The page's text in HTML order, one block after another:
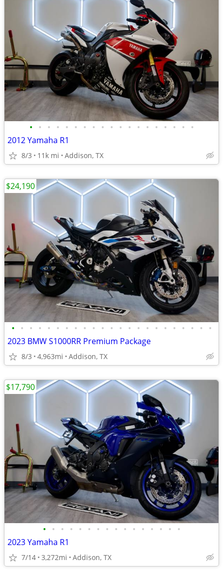
• • • • • • • • • • • • • • • • • • •
2012 Yamaha R1
8/3 11k mi Addison, TX
• • • • • • • • • • • • • • • • • • • • • • •
2023 BMW S1000RR Premium Package
8/3 4,963mi Addison, TX
$24,190
• • • • • • • • • • • • • • • •
2023 Yamaha R1
7/14 3,272mi Addison, TX
$17,790